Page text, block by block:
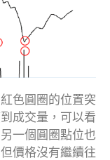
色圓圈的位置突
成交量，可以看
一個圓圈點位也
價格沒有繼續往